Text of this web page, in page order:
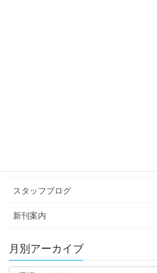
スタッフブログ
新刊案内
月別アーカイブ